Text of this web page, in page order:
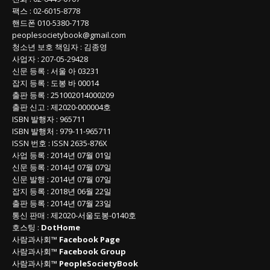
팩스 : 02-6015-8778
핸드폰 010-5380-7178
peoplesocietybook@gmail.com
청소년 보호 책임자 : 김종영
사업자 : 207-05-29428
신문 등록 : 서울 아 03231
잡지 등록 : 도봉 바 00014
출판 등록 : 251002014000209
출판 신고 : 제2020-000004호
ISBN 발행자 : 965711
ISBN 발행처 : 979-11-965711
ISSN 번호 : ISSN 2635-876X
사업 등록 : 2014년 07월 01일
신문 등록 : 2014년 07월 07일
신문 발행 : 2014년 07월 07일
잡지 등록 : 2018년 06월 22일
출판 등록 : 2014년 07월 23일
통신 판매 : 제2020-서울도봉-0140호
호스팅 : DotHome
사람과사회™ Facebook Page
사람과사회™ Facebook Group
사람과사회™ PeopleSocietyBook